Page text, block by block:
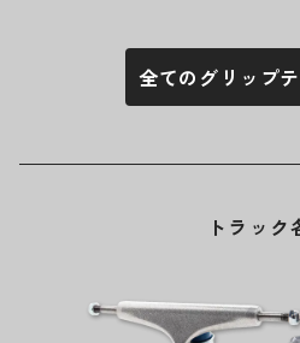
全てのグリップ
トラック